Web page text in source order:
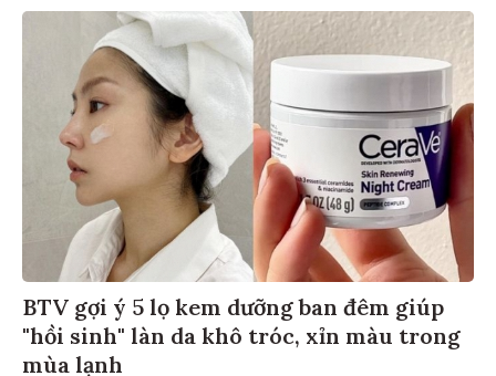
BTV gợi ý 5 lọ kem dưỡng ban đêm giúp
"hồi sinh" làn da khô tróc, xỉn màu trong
mùa lạnh